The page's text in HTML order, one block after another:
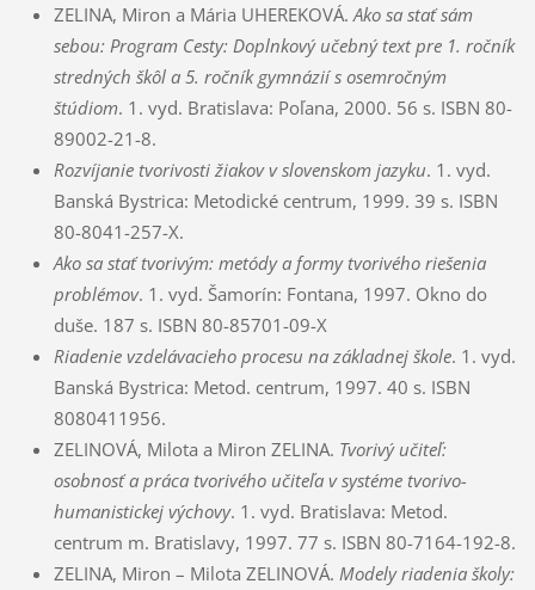
ZELINA, Miron a Mária UHEREKOVÁ. Ako sa stať sám
sebou: Program Cesty: Doplnkový učebný text pre 1. ročník
stredných škôl a 5. ročník gymnázií s osemročným
štúdiom. 1. vyd. Bratislava: Poľana, 2000. 56 s. ISBN 80-
89002-21-8.
Rozvíjanie tvorivosti žiakov v slovenskom jazyku. 1. vyd.
Banská Bystrica: Metodické centrum, 1999. 39 s. ISBN
80-8041-257-X.
Ako sa stať tvorivým: metódy a formy tvorivého riešenia
problémov. 1. vyd. Šamorín: Fontana, 1997. Okno do
duše. 187 s. ISBN 80-85701-09-X
Riadenie vzdelávacieho procesu na základnej škole. 1. vyd.
Banská Bystrica: Metod. centrum, 1997. 40 s. ISBN
8080411956.
ZELINOVÁ, Milota a Miron ZELINA. Tvorivý učiteľ:
osobnosť a práca tvorivého učiteľa v systéme tvorivo-
humanistickej výchovy. 1. vyd. Bratislava: Metod.
centrum m. Bratislavy, 1997. 77 s. ISBN 80-7164-192-8.
ZELINA, Miron – Milota ZELINOVÁ. Modely riadenia školy: